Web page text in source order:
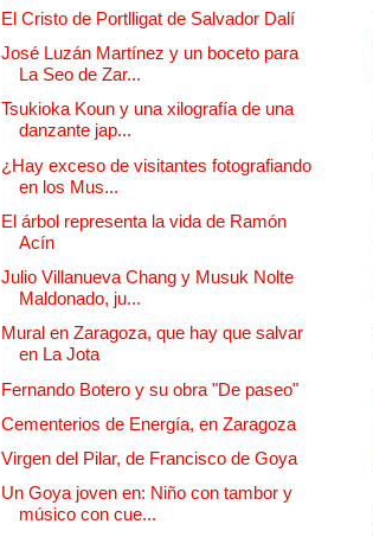
El Cristo de Portlligat de Salvador Dalí
José Luzán Martínez y un boceto para
La Seo de Zar...
Tsukioka Koun y una xilografía de una
danzante jap...
¿Hay exceso de visitantes fotografiando
en los Mus...
El árbol representa la vida de Ramón
Acín
Julio Villanueva Chang y Musuk Nolte
Maldonado, ju...
Mural en Zaragoza, que hay que salvar
en La Jota
Fernando Botero y su obra "De paseo"
Cementerios de Energía, en Zaragoza
Virgen del Pilar, de Francisco de Goya
Un Goya joven en: Niño con tambor y
músico con cue...